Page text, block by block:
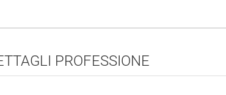
PROFESSIONE